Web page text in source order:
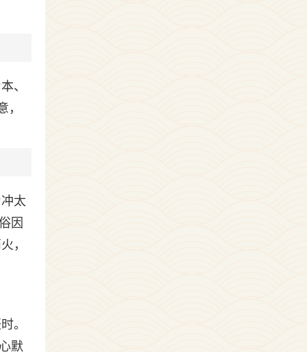
、
太
因
，
。
默